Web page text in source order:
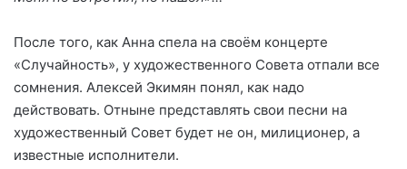
После того, как Анна спела на своём концерте
«Случайность», у художественного Совета отпали все
сомнения. Алексей Экимян понял, как надо
действовать. Отныне представлять свои песни на
художественный Совет будет не он, милиционер, а
известные исполнители.